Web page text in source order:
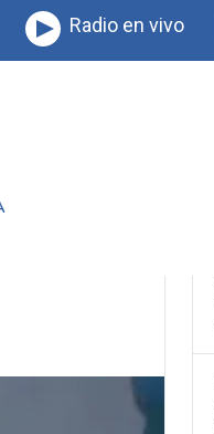
Radio en vivo